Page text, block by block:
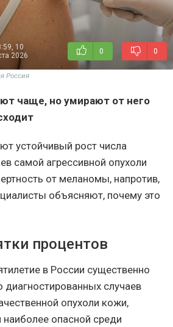
10
2026
0 0
Россия
чаще, но умирают от него
устойчивый рост числа
самой агрессивной опухоли
от меланомы, напротив,
объясняют, почему это
процентов
в России существенно
диагностированных случаев
опухоли кожи,
наиболее опасной среди